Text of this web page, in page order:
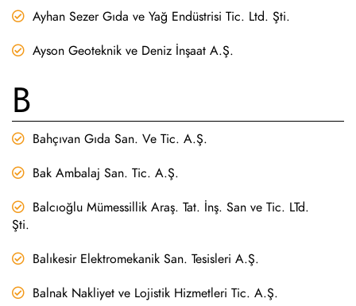
Ayhan Sezer Gıda ve Yağ Endüstrisi Tic. Ltd. Şti.
Ayson Geoteknik ve Deniz İnşaat A.Ş.
B
Bahçıvan Gıda San. Ve Tic. A.Ş.
Bak Ambalaj San. Tic. A.Ş.
Balcıoğlu Mümessillik Araş. Tat. İnş. San ve Tic. LTd.
Şti.
Balıkesir Elektromekanik San. Tesisleri A.Ş.
Balnak Nakliyet ve Lojistik Hizmetleri Tic. A.Ş.